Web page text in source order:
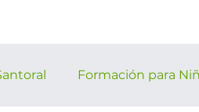
Formación para